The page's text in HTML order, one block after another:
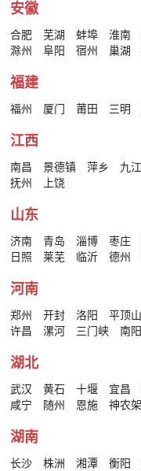
安徽
合肥 芜湖 蚌埠 淮南
滁州
阜阳 宿州 巢湖
福建
福州 厦门 莆田 三明
江西
南昌 景德镇 萍乡 九江
抚州
上饶
山东
济南 青岛 淄博 枣庄
日照
莱芜 临沂 德州
河南
郑州 开封 洛阳 平顶山
许昌
漯河 三门峡 南阳
湖北
武汉 黄石 十堰 宜昌
咸宁
随州 恩施 神农架
湖南
长沙 株洲 湘潭 衡阳